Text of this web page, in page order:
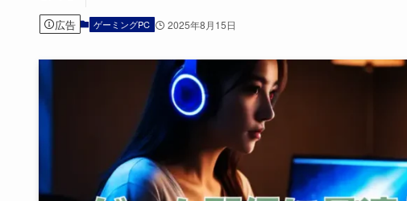
広告 ゲーミングPC 2025年8月15日